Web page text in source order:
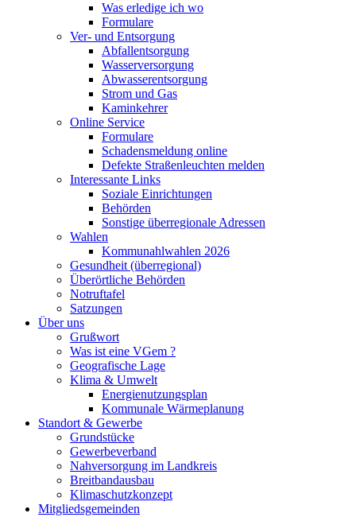
Was erledige ich wo
Formulare
Ver- und Entsorgung
Abfallentsorgung
Wasserversorgung
Abwasserentsorgung
Strom und Gas
Kaminkehrer
Online Service
Formulare
Schadensmeldung online
Defekte Straßenleuchten melden
Interessante Links
Soziale Einrichtungen
Behörden
Sonstige überregionale Adressen
Wahlen
Kommunahlwahlen 2026
Gesundheit (überregional)
Überörtliche Behörden
Notruftafel
Satzungen
Über uns
Grußwort
Was ist eine VGem ?
Geografische Lage
Klima & Umwelt
Energienutzungsplan
Kommunale Wärmeplanung
Standort & Gewerbe
Grundstücke
Gewerbeverband
Nahversorgung im Landkreis
Breitbandausbau
Klimaschutzkonzept
Mitgliedsgemeinden